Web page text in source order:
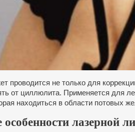
проводится не только для
от циллюлита. Применяется для
находиться в области потовых
лазерной